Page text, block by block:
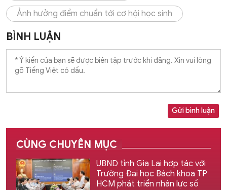
Ảnh hưởng điểm chuẩn tới cơ hội học sinh
BÌNH LUẬN
Gửi bình luận
CÙNG CHUYÊN MỤC
UBND tỉnh Gia Lai hợp tác với
Trường Đại học Bách khoa TP
HCM phát triển nhân lực số